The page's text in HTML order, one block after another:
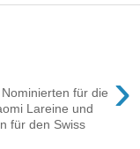
›
für die
Lareine und
für den Swiss